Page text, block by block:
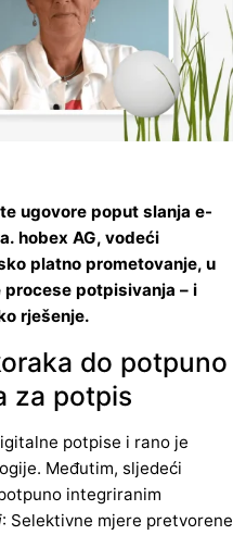
ugovore poput slanja e-
hobex AG, vodeći
platno prometovanje, u
potpisivanja – i
rješenje.
do potpuno
za potpis
potpise i rano je
Međutim, sljedeći
integriranim
: Selektivne mjere pretvorene